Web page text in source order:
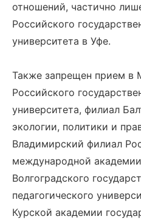
отношений, частично
Российского
университета в Уфе.
Также запрещен прием в
Российского
университета, филиал
экологии, политики и
Владимирский филиал
международной
Волгоградского
педагогического
Курской академии